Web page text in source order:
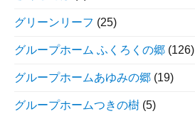
グリーンリーフ (25)
グループホーム ふくろくの郷 (126)
グループホームあゆみの郷 (19)
グループホームつきの樹 (5)